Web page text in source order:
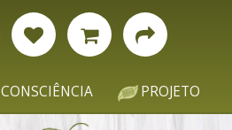
CONSCIÊNCIA PROJETO